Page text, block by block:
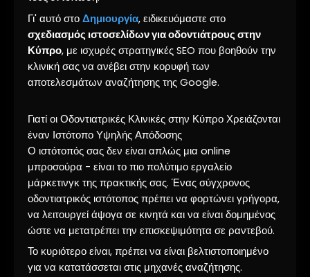
Γι' αυτό στο Δημιουργία, ειδικευόμαστε στο
σχεδιασμός ιστοσελίδων για οδοντιάτρους στην
Κύπρο, με ισχυρές στρατηγικές SEO που βοηθούν την
κλινική σας να ανέβει στην κορυφή των
αποτελεσμάτων αναζήτησης της Google.
Γιατί οι Οδοντιατρικές Κλινικές στην Κύπρο Χρειάζονται
έναν Ιστότοπο Υψηλής Απόδοσης
Ο ιστότοπός σας δεν είναι απλώς μια online
μπροσούρα - είναι το πιο πολύτιμο εργαλείο
μάρκετινγκ της πρακτικής σας. Ένας σύγχρονος
οδοντιατρικός ιστότοπος πρέπει να φορτώνει γρήγορα,
να λειτουργεί άψογα σε κινητά και να είναι δομημένος
ώστε να μετατρέπει την επισκεψιμότητα σε ραντεβού.
Το κυριότερο είναι, πρέπει να είναι βελτιστοποιημένο
για να κατατάσσεται στις μηχανές αναζήτησης.